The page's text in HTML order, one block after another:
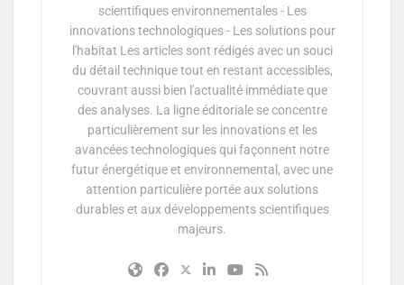
scientifiques environnementales - Les
innovations technologiques - Les solutions pour
l'habitat Les articles sont rédigés avec un souci
du détail technique tout en restant accessibles,
couvrant aussi bien l'actualité immédiate que
des analyses. La ligne éditoriale se concentre
particulièrement sur les innovations et les
avancées technologiques qui façonnent notre
futur énergétique et environnemental, avec une
attention particulière portée aux solutions
durables et aux développements scientifiques
majeurs.